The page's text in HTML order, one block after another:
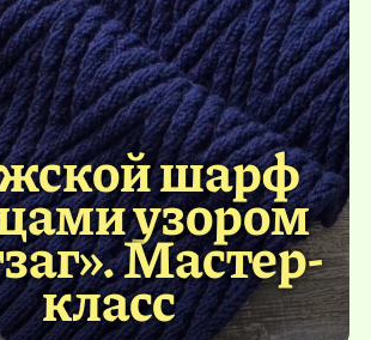
шарф
узором
Мастер-
класс